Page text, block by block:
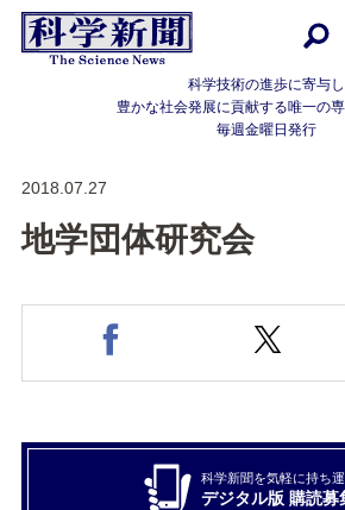
科学技術の進歩に寄与し
豊かな社会発展に貢献する唯一の専
毎週金曜日発行
2018.07.27
地学団体研究会
科学新聞を気軽に持ち
デジタル版 購読募